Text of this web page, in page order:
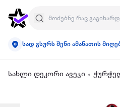
სად გსურს შენი ამანათის
სახლი დეკორი ავეჯი